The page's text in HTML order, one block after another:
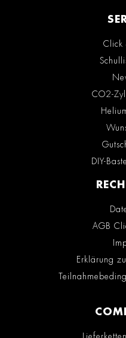
Click
CO2-
DIY-
AGB
Erklärung